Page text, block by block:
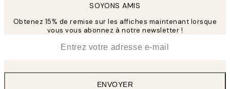
SOYONS AMIS
Obtenez 15% de remise sur les affiches maintenant lorsque
vous vous abonnez à notre newsletter !
ENVOYER